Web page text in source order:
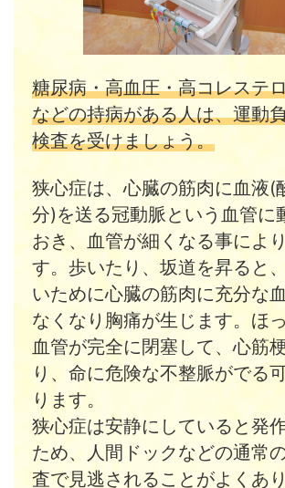
糖尿病・高血圧・高コレステ
などの持病がある人は、運動
検査を受けましょう。
狭心症は、心臓の筋肉に血液(
分)を送る冠動脈という血管に
おき、血管が細くなる事によ
す。歩いたり、坂道を昇ると
いために心臓の筋肉に充分な
なくなり胸痛が生じます。ほ
血管が完全に閉塞して、心筋
り、命に危険な不整脈がでる
ります。
狭心症は安静にしていると発
ため、人間ドックなどの通常
査で見逃されることがよくあ